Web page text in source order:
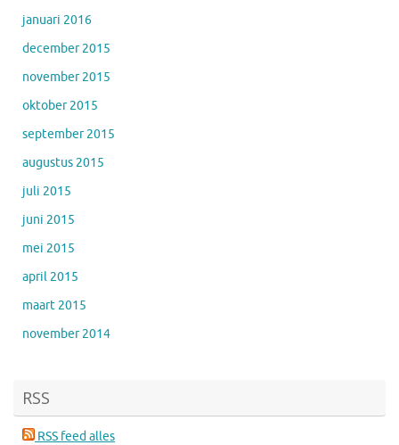
januari 2016
december 2015
november 2015
oktober 2015
september 2015
augustus 2015
juli 2015
juni 2015
mei 2015
april 2015
maart 2015
november 2014
RSS
RSS feed alles